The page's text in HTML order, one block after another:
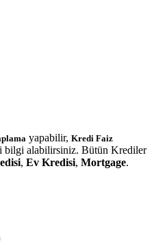
yapabilir, Kredi Faiz
bilgi alabilirsiniz. Bütün Krediler
, Ev Kredisi, Mortgage.